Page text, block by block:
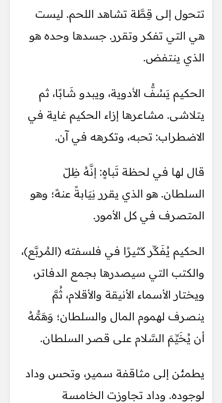
تتحول إلى قِطَّة تشاهد اللحم. ليست
هي التي تفكر وتقرر. جسدها وحده هو
الذي ينتفض.
الحكيم يَسُفُّ الأدوية، ويبدو شَابًا، ثم
يتلاشى. مشاعرها إزاء الحكيم غاية في
الاضطراب: تحبه، وتكرهه في آن.
قال لها في لحظة تَباهٍ: إنَّهُ ظِلّ
السلطان. هو الذي يقرر نِيَابةً عنهً؛ وهو
المتصرف في كل الأمور.
الحكيم يُفَكِّر كَثيرًا في فلسفته (المُربَّع)،
والكتب التي سيصدرها بجمع الدفاتر،
ويختار الأسماء الأنيقة والأقلام، ثُمَّ
ينصرف لهموم المال والسلطان؛ وَهَمُّهُ
أن يُخَيِّمَ السَّلام على قصر السلطان.
يطمئن إلى مثاقفة سمير، وتحس وداد
لوجوده. وداد تجاوزت الخامسة